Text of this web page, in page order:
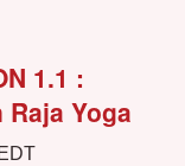
1.1 :
Yoga
EDT